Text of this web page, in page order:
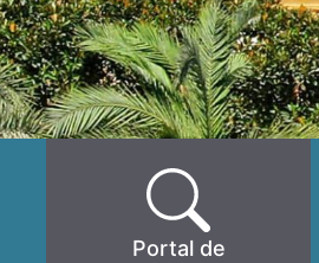
Portal de